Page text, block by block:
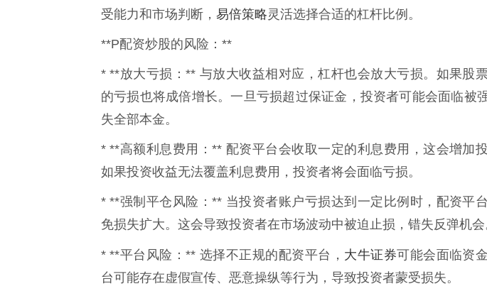
受能力和市场判断， 易倍策略灵活选择合适的杠杆比例。
**P配资炒股的风险：**
* **放大亏损：** 与放大收益相对应，杠杆也会放大亏损。如果股
的亏损也将成倍增长。一旦亏损超过保证金，投资者可能会面临被
失全部本金。
* **高额利息费用：** 配资平台会收取一定的利息费用，这会增加
如果投资收益无法覆盖利息费用，投资者将会面临亏损。
* **强制平仓风险：** 当投资者账户亏损达到一定比例时，配资平
免损失扩大。这会导致投资者在市场波动中被迫止损，错失反弹机会
* **平台风险：** 选择不正规的配资平台， 大牛证券可能会面临资
台可能存在虚假宣传、恶意操纵等行为，导致投资者蒙受损失。